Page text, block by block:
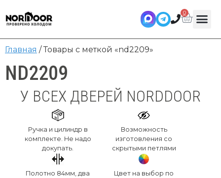
0
Главная / Товары с меткой «nd2209»
ND2209
У ВСЕХ ДВЕРЕЙ NORDDOOR
Ручка и цилиндр в
комплекте. Не надо
докупать.
Возможность
изготовления со
скрытыми петлями
Полотно 84мм, два
Цвет на выбор по